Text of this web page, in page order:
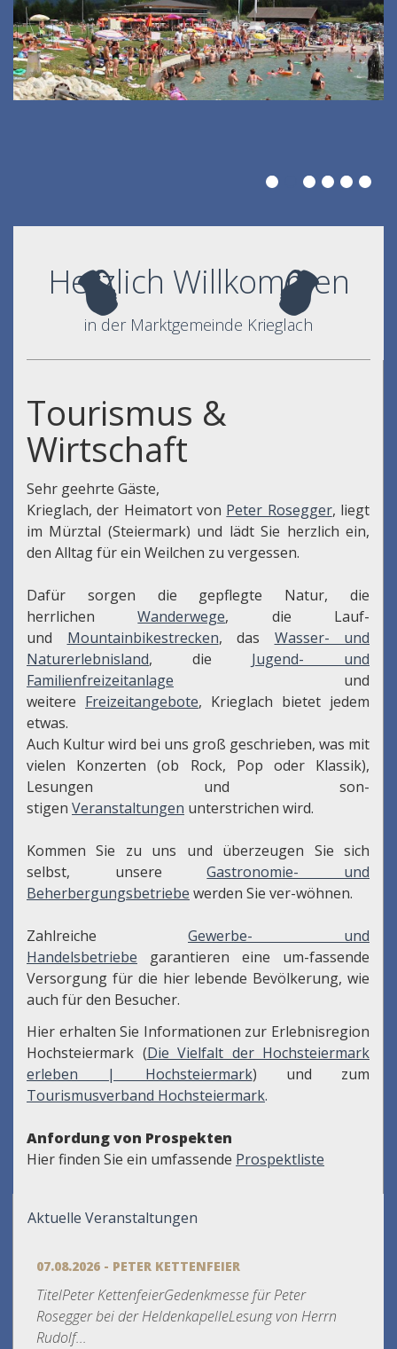
Herzlich Willkommen
in der Marktgemeinde Krieglach
Tourismus &
Wirtschaft
Sehr geehrte Gäste,
Krieglach, der Heimatort von Peter Rosegger, liegt
im Mürztal (Steiermark) und lädt Sie herzlich ein,
den Alltag für ein Weilchen zu vergessen.
Dafür sorgen die gepflegte Natur, die
herrlichenWanderwege, die Lauf-
und Mountainbikestrecken, das Wasser- und
Naturerlebnisland, die Jugend- und
Familienfreizeitanlage und
weitere Freizeitangebote, Krieglach bietet jedem
etwas.
Auch Kultur wird bei uns groß geschrieben, was mit
vielen Konzerten (ob Rock, Pop oder Klassik),
Lesungen und son-
stigen Veranstaltungen unterstrichen wird.
Kommen Sie zu uns und überzeugen Sie sich
selbst, unsereGastronomie- und
Beherbergungsbetriebe werden Sie ver-wöhnen.
Zahlreiche Gewerbe- und
Handelsbetriebe garantieren eine um-fassende
Versorgung für die hier lebende Bevölkerung, wie
auch für den Besucher.
Hier erhalten Sie Informationen zur Erlebnisregion
Hochsteiermark (Die Vielfalt der Hochsteiermark
erleben | Hochsteiermark) und zum
Tourismusverband Hochsteiermark.
Anfordung von Prospekten
Hier finden Sie ein umfassende Prospektliste
Aktuelle Veranstaltungen
07.08.2026 - PETER KETTENFEIER
TitelPeter KettenfeierGedenkmesse für Peter
Rosegger bei der HeldenkapelleLesung von Herrn
Rudolf...